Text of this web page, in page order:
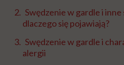
Swędzenie w gardle i
dlaczego się pojawiają?
Swędzenie w gardle i
alergii